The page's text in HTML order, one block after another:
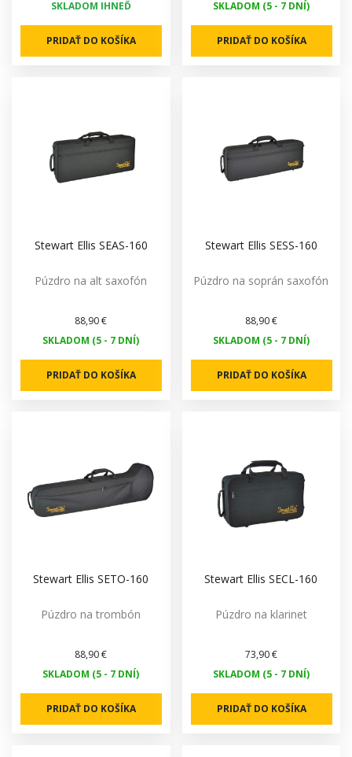
SKLADOM IHNEĎ
PRIDAŤ DO KOŠÍKA
SKLADOM (5 - 7 DNÍ)
PRIDAŤ DO KOŠÍKA
Stewart Ellis SEAS-160
Púzdro na alt saxofón
88,90 €
SKLADOM (5 - 7 DNÍ)
PRIDAŤ DO KOŠÍKA
Stewart Ellis SESS-160
Púzdro na soprán saxofón
88,90 €
SKLADOM (5 - 7 DNÍ)
PRIDAŤ DO KOŠÍKA
Stewart Ellis SETO-160
Púzdro na trombón
88,90 €
SKLADOM (5 - 7 DNÍ)
PRIDAŤ DO KOŠÍKA
Stewart Ellis SECL-160
Púzdro na klarinet
73,90 €
SKLADOM (5 - 7 DNÍ)
PRIDAŤ DO KOŠÍKA